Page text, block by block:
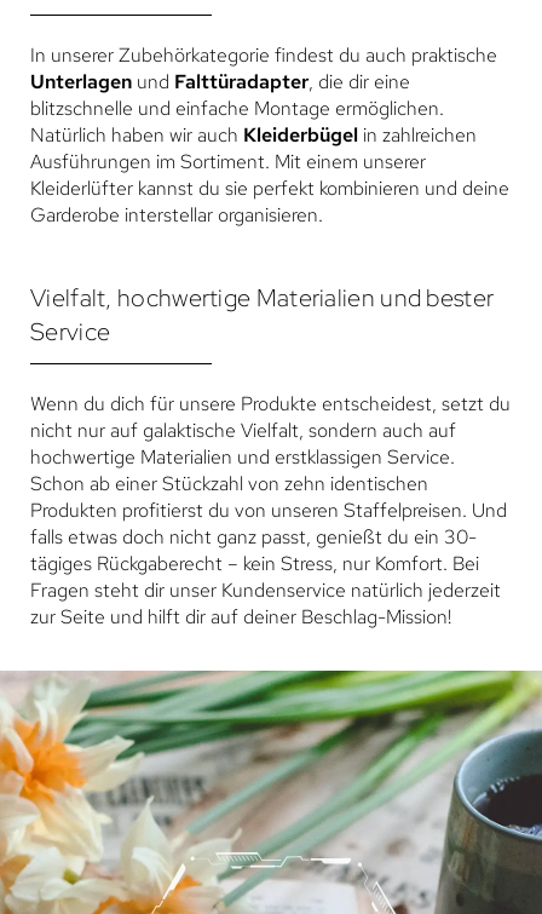
In unserer Zubehörkategorie findest du auch praktische
Unterlagen und Falttüradapter, die dir eine
blitzschnelle und einfache Montage ermöglichen.
Natürlich haben wir auch Kleiderbügel in zahlreichen
Ausführungen im Sortiment. Mit einem unserer
Kleiderlüfter kannst du sie perfekt kombinieren und deine
Garderobe interstellar organisieren.
Vielfalt, hochwertige Materialien und bester
Service
Wenn du dich für unsere Produkte entscheidest, setzt du
nicht nur auf galaktische Vielfalt, sondern auch auf
hochwertige Materialien und erstklassigen Service.
Schon ab einer Stückzahl von zehn identischen
Produkten profitierst du von unseren Staffelpreisen. Und
falls etwas doch nicht ganz passt, genießt du ein 30-
tägiges Rückgaberecht – kein Stress, nur Komfort. Bei
Fragen steht dir unser Kundenservice natürlich jederzeit
zur Seite und hilft dir auf deiner Beschlag-Mission!